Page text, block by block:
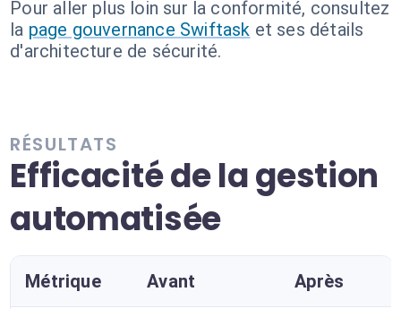
Pour aller plus loin sur la conformité, consultez
la page gouvernance Swiftask et ses détails
d'architecture de sécurité.
RÉSULTATS
Efficacité de la gestion
automatisée
Métrique Avant Après